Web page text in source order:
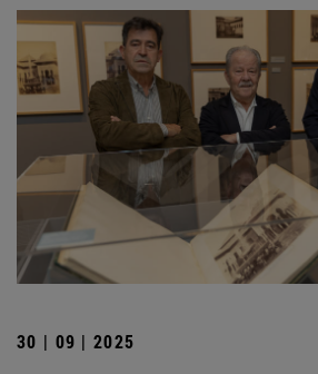
30 | 09 | 2025